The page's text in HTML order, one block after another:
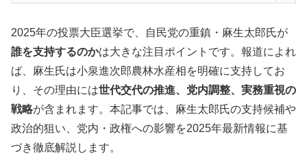
2025年の投票大臣選挙で、自民党の重鎮・麻生太郎氏が
誰を支持するのかは大きな注目ポイントです。報道によれ
ば、麻生氏は小泉進次郎農林水産相を明確に支持してお
り、その理由には世代交代の推進、党内調整、実務重視の
戦略が含まれます。本記事では、麻生太郎氏の支持候補や
政治的狙い、党内・政権への影響を2025年最新情報に基
づき徹底解説します。